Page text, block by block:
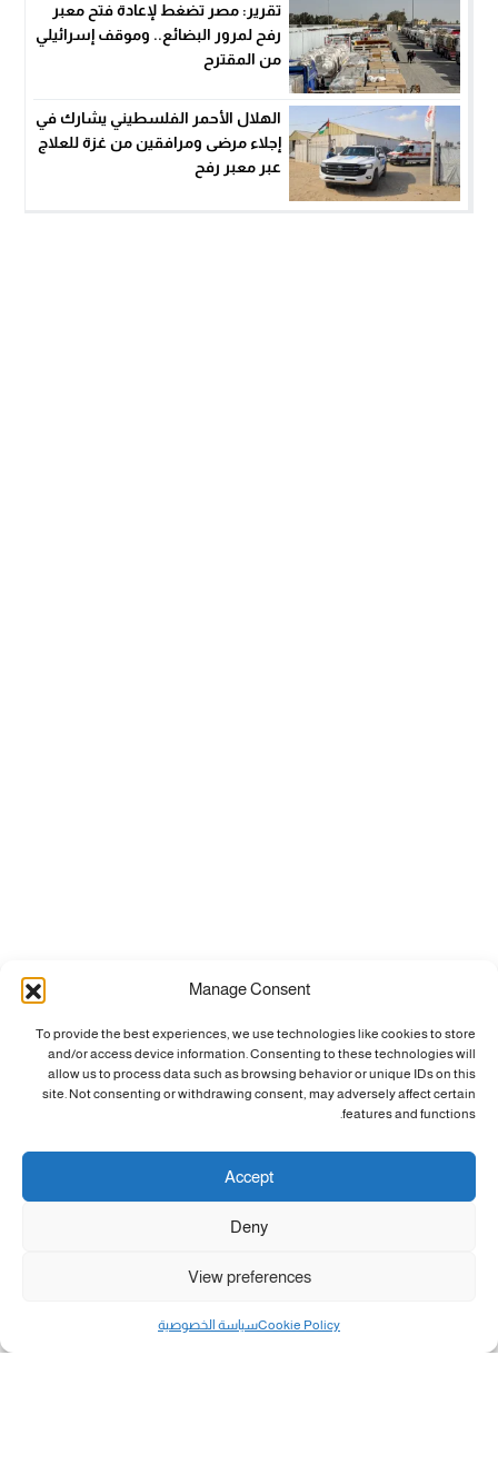
Manage Consent
To provide the best experiences, we use technologies like cookies to store
and/or access device information. Consenting to these technologies will
allow us to process data such as browsing behavior or unique IDs on this
site. Not consenting or withdrawing consent, may adversely affect certain
features and functions.
Accept
Deny
View preferences
Cookie Policyسياسة الخصوصية
تقرير: مصر تضغط لإعادة فتح معبر
رفح لمرور البضائع.. وموقف إسرائيلي
من المقترح
الهلال الأحمر الفلسطيني يشارك في
إجلاء مرضى ومرافقين من غزة للعلاج
عبر معبر رفح
مال و أعمال